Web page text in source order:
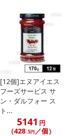
[12個]エヌアイエス
フーズサービス サ
ン・ダルフォー ス
ト...
5141 円
（428.5円 ／個）